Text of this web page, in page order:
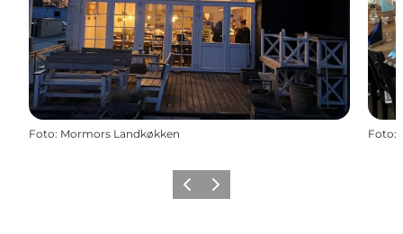
Foto: Mormors Landkøkken Foto:
Forrige billede
Næste billede